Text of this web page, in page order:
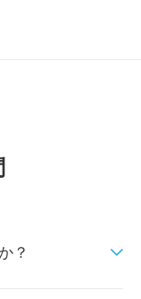
？